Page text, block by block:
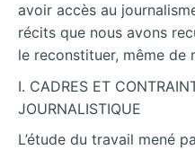
avoir accès au
récits que nous avons
le reconstituer, même de
I. CADRES ET
JOURNALISTIQUE
L’étude du travail mené